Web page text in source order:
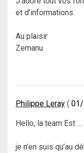
et d’informations.
Au plaisir
Zemanu
Philippe Leray 01/
Hello, la team Est …
je n’en suis qu’au